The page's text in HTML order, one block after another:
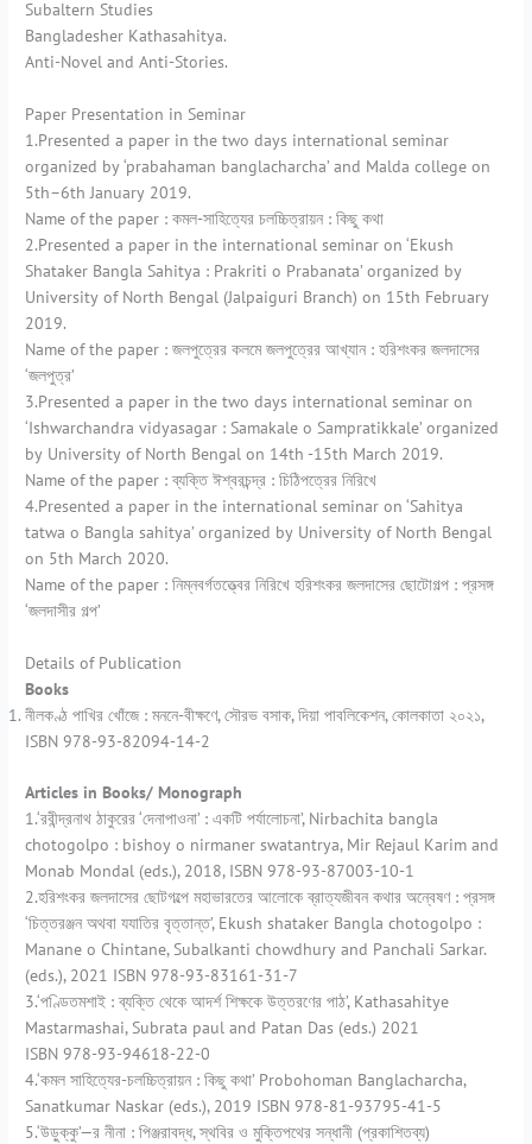
Subaltern Studies
Bangladesher Kathasahitya.
Anti-Novel and Anti-Stories.
Paper Presentation in Seminar
1.Presented a paper in the two days international seminar
organized by ‘prabahaman banglacharcha’ and Malda college on
5th–6th January 2019.
Name of the paper : কমল-সাহিত্যের চলচ্চিত্রায়ন : কিছু কথা
2.Presented a paper in the international seminar on ‘Ekush
Shataker Bangla Sahitya : Prakriti o Prabanata’ organized by
University of North Bengal (Jalpaiguri Branch) on 15th February
2019.
Name of the paper : জলপুত্রের কলমে জলপুত্রের আখ্যান : হরিশংকর জলদাসের
‘জলপুত্র’
3.Presented a paper in the two days international seminar on
‘Ishwarchandra vidyasagar : Samakale o Sampratikkale’ organized
by University of North Bengal on 14th -15th March 2019.
Name of the paper : ব্যক্তি ঈশ্বরচন্দ্র : চিঠিপত্রের নিরিখে
4.Presented a paper in the international seminar on ‘Sahitya
tatwa o Bangla sahitya’ organized by University of North Bengal
on 5th March 2020.
Name of the paper : নিম্নবর্গতত্ত্বের নিরিখে হরিশংকর জলদাসের ছোটোগল্প : প্রসঙ্গ
‘জলদাসীর গল্প’
Details of Publication
Books
নীলকণ্ঠ পাখির খোঁজে : মননে-বীক্ষণে, সৌরভ বসাক, দিয়া পাবলিকেশন, কোলকাতা ২০২১,
ISBN 978-93-82094-14-2
Articles in Books/ Monograph
1.‘রবীন্দ্রনাথ ঠাকুরের ‘দেনাপাওনা’ : একটি পর্যালোচনা’, Nirbachita bangla
chotogolpo : bishoy o nirmaner swatantrya, Mir Rejaul Karim and
Monab Mondal (eds.), 2018, ISBN 978-93-87003-10-1
2.হরিশংকর জলদাসের ছোটগল্পে মহাভারতের আলোকে ব্রাত্যজীবন কথার অন্বেষণ : প্রসঙ্গ
‘চিত্তরঞ্জন অথবা যযাতির বৃত্তান্ত’, Ekush shataker Bangla chotogolpo :
Manane o Chintane, Subalkanti chowdhury and Panchali Sarkar.
(eds.), 2021 ISBN 978-93-83161-31-7
3.‘পণ্ডিতমশাই : ব্যক্তি থেকে আদর্শ শিক্ষকে উত্তরণের পাঠ’, Kathasahitye
Mastarmashai, Subrata paul and Patan Das (eds.) 2021
ISBN 978-93-94618-22-0
4.‘কমল সাহিত্যের-চলচ্চিত্রায়ন : কিছু কথা’ Probohoman Banglacharcha,
Sanatkumar Naskar (eds.), 2019 ISBN 978-81-93795-41-5
5.‘উড়ুক্কু’—র নীনা : পিঞ্জরাবদ্ধ, স্থবির ও মুক্তিপথের সন্ধানী (প্রকাশিতব্য)